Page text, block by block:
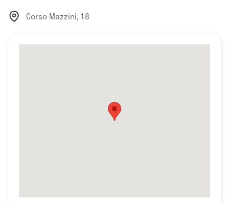
Corso Mazzini, 18